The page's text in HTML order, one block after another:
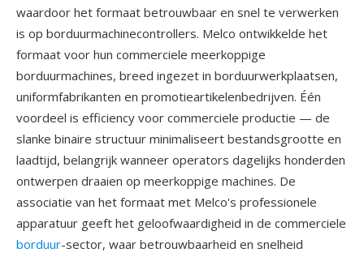
waardoor het formaat betrouwbaar en snel te verwerken
is op borduurmachinecontrollers. Melco ontwikkelde het
formaat voor hun commerciele meerkoppige
borduurmachines, breed ingezet in borduurwerkplaatsen,
uniformfabrikanten en promotieartikelenbedrijven. Één
voordeel is efficiency voor commerciele productie — de
slanke binaire structuur minimaliseert bestandsgrootte en
laadtijd, belangrijk wanneer operators dagelijks honderden
ontwerpen draaien op meerkoppige machines. De
associatie van het formaat met Melco's professionele
apparatuur geeft het geloofwaardigheid in de commerciele
borduur-sector, waar betrouwbaarheid en snelheid